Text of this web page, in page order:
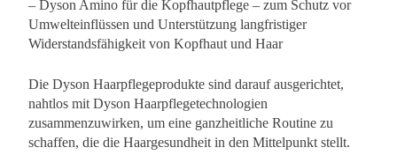
– Dyson Amino für die Kopfhautpflege – zum Schutz vor
Umwelteinflüssen und Unterstützung langfristiger
Widerstandsfähigkeit von Kopfhaut und Haar
Die Dyson Haarpflegeprodukte sind darauf ausgerichtet,
nahtlos mit Dyson Haarpflegetechnologien
zusammenzuwirken, um eine ganzheitliche Routine zu
schaffen, die die Haargesundheit in den Mittelpunkt stellt.